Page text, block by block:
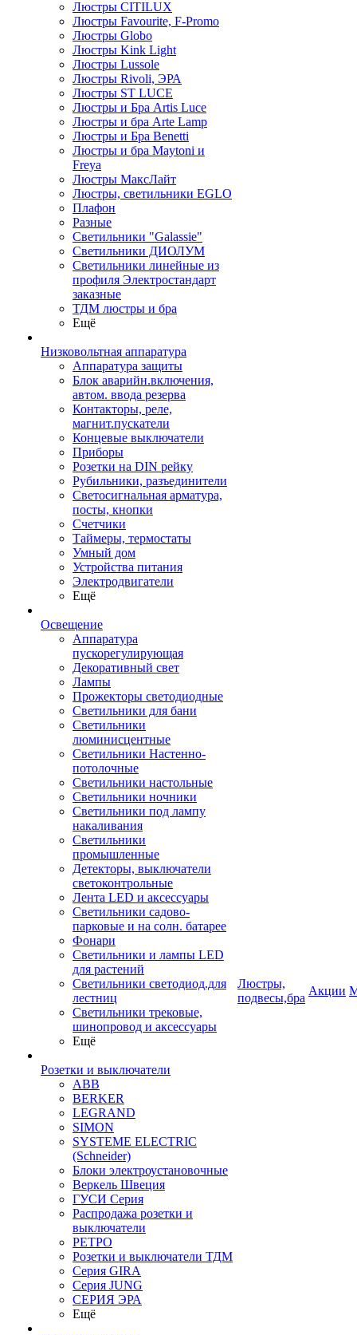
Люстры CITILUX
Люстры Favourite, F-Promo
Люстры Globo
Люстры Kink Light
Люстры Lussole
Люстры Rivoli, ЭРА
Люстры ST LUCE
Люстры и Бра Artis Luce
Люстры и бра Arte Lamp
Люстры и Бра Benetti
Люстры и бра Maytoni и
Freya
Люстры МаксЛайт
Люстры, светильники EGLO
Плафон
Разные
Светильники "Galassie"
Светильники ДИОЛУМ
Светильники линейные из
профиля Электростандарт
заказные
ТДМ люстры и бра
Ещё
Низковольтная аппаратура
Аппаратура защиты
Блок аварийн.включения,
автом. ввода резерва
Контакторы, реле,
магнит.пускатели
Концевые выключатели
Приборы
Розетки на DIN рейку
Рубильники, разъединители
Светосигнальная арматура,
посты, кнопки
Счетчики
Таймеры, термостаты
Умный дом
Устройства питания
Электродвигатели
Ещё
Освещение
Аппаратура
пускорегулирующая
Декоративный свет
Лампы
Прожекторы светодиодные
Светильники для бани
Светильники
люминисцентные
Светильники Настенно-
потолочные
Светильники настольные
Светильники ночники
Светильники под лампу
накаливания
Светильники
промышленные
Детекторы, выключатели
светоконтрольные
Лента LED и аксессуары
Светильники садово-
парковые и на солн. батарее
Фонари
Светильники и лампы LED
для растений
Светильники светодиод.для
лестниц
Светильники трековые,
шинопровод и аксессуары
Ещё
Розетки и выключатели
ABB
BERKER
LEGRAND
SIMON
SYSTEME ELECTRIC
(Schneider)
Блоки электроустановочные
Веркель Швеция
ГУСИ Серия
Распродажа розетки и
выключатели
РЕТРО
Розетки и выключатели ТДМ
Серия GIRA
Серия JUNG
СЕРИЯ ЭРА
Ещё
Люстры,
подвесы,бра
Акции